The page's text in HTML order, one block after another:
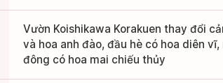
Vườn Koishikawa Korakuen thay đổi
và hoa anh đào, đầu hè có hoa diên
đông có hoa mai chiếu thủy